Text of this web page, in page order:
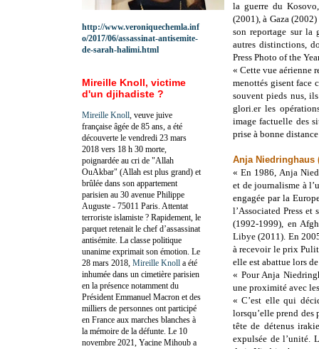
la guerre du
(2001), à Gaza
son reportage sur la
autres distinctions,
Press Photo of the
« Cette vue aérienne
menottés gisent face
souvent pieds nus,
glori.er les
image factuelle des
prise à bonne
Anja Niedringhaus
« En 1986, Anja
et de journalisme à
engagée par la
l’Associated Press
(1992-1999), en
Libye (2011). En
à recevoir le prix
elle est abattue lors
« Pour Anja
une proximité avec
« C’est elle qui
lorsqu’elle prend des
tête de détenus
expulsée de l’unité.
http://www.veroniquechemla.inf
o/2017/06/assassinat-antisemite-
de-sarah-halimi.html
Mireille Knoll, victime
d'un djihadiste ?
Mireille Knoll , veuve juive
française âgée de 85 ans, a été
découverte le vendredi 23 mars
2018 vers 18 h 30 morte,
poignardée au cri de "Allah
OuAkbar" (Allah est plus grand) et
brûlée dans son appartement
parisien au 30 avenue Philippe
Auguste - 75011 Paris. Attentat
terroriste islamiste ? Rapidement, le
parquet retenait le chef d’assassinat
antisémite. La classe politique
unanime exprimait son émotion. Le
28 mars 2018, Mireille Knoll a été
inhumée dans un cimetière parisien
en la présence notamment du
Président Emmanuel Macron et des
milliers de personnes ont participé
en France aux marches blanches à
la mémoire de la défunte. Le 10
novembre 2021, Yacine Mihoub a